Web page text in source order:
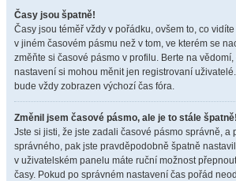
Časy jsou špatně!
Časy jsou téměř vždy v pořádku, ovšem to, co
v jiném časovém pásmu než v tom, ve kterém se
změňte si časové pásmo v profilu. Berte na
nastavení si mohou měnit jen registrovaní
bude vždy zobrazen výchozí čas fóra.
Změnil jsem časové pásmo, ale je to stále špatně!
Jste si jisti, že jste zadali časové pásmo správně, a
správného, pak jste pravděpodobně špatně
v uživatelském panelu máte ruční možnost
časy. Pokud po správném nastavení čas pořád